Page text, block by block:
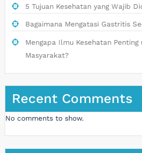
5 Tujuan Kesehatan yang Wajib
Bagaimana Mengatasi Gastritis
Mengapa Ilmu Kesehatan
Masyarakat?
Recent Comments
No comments to show.